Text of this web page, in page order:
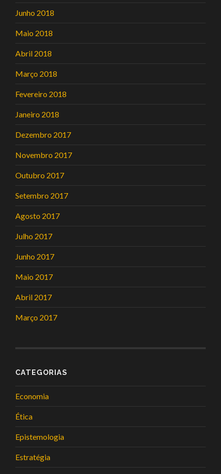
Junho 2018
Maio 2018
Abril 2018
Março 2018
Fevereiro 2018
Janeiro 2018
Dezembro 2017
Novembro 2017
Outubro 2017
Setembro 2017
Agosto 2017
Julho 2017
Junho 2017
Maio 2017
Abril 2017
Março 2017
CATEGORIAS
Economia
Ética
Epistemologia
Estratégia